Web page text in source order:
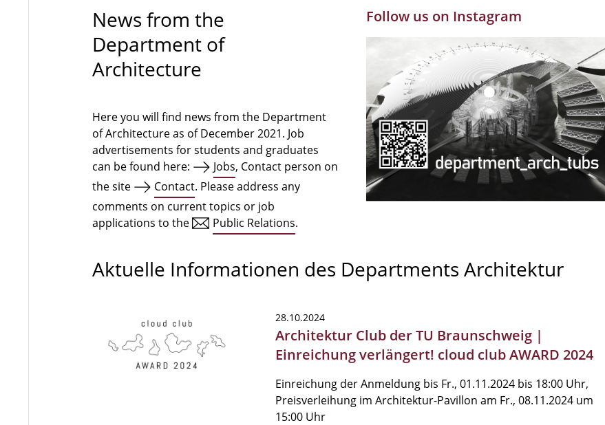
News from the
Department of
Architecture
Here you will find news from the Department
of Architecture as of December 2021. Job
advertisements for students and graduates
can be found here:
Jobs, Contact person on
the site
Contact. Please address any
comments on current topics or job
applications to the
Public Relations.
Follow us on Instagram
Aktuelle Informationen des Departments Architektur
28.10.2024
Architektur Club der TU Braunschweig |
Einreichung verlängert! cloud club AWARD 2024
Einreichung der Anmeldung bis Fr., 01.11.2024 bis 18:00 Uhr,
Preisverleihung im Architektur-Pavillon am Fr., 08.11.2024 um
15:00 Uhr